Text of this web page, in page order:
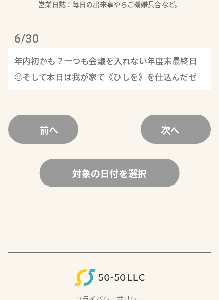
営業日誌：毎日の出来事やらご機嫌具合など。
6/30
年内初かも？一つも会議を入れない年度末最終日
🙂そして本日は我が家で《ひしを》を仕込んだゼ
前へ 次へ
対象の日付を選択